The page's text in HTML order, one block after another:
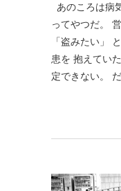
あのころは病
ってやつだ。
「盗みたい」
患を 抱えてい
定できない。